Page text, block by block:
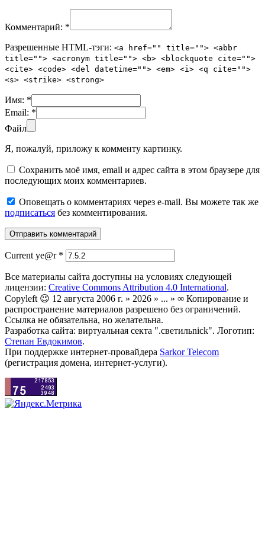
Комментарий: *
Разрешенные HTML-тэги: <a href="" title=""> <abbr
title=""> <acronym title=""> <b> <blockquote cite="">
<cite> <code> <del datetime=""> <em> <i> <q cite="">
<s> <strike> <strong>
Имя: *
Email: *
Файл
Я, пожалуй, приложу к комменту картинку.
Сохранить моё имя, email и адрес сайта в этом браузере для
последующих моих комментариев.
Оповещать о комментариях через e-mail. Вы можете так же
подписаться без комментирования.
Current ye@r *
Все материалы сайта доступны на условиях следующей
лицензии: Creative Commons Attribution 4.0 International.
Copyleft 😉 12 августа 2006 г. » 2026 » ... » ∞ Копирование и
распространение материалов разрешено без ограничений.
Ссылка не обязательна, но желательна.
Разработка сайта: виртуальная секта ".светильnick". Логотип:
Степан Евдокимов.
При поддержке интернет-провайдера Sarkor Telecom
(регистрация домена, интернет-услуги).